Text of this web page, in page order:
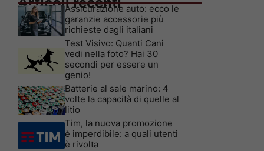
Assicurazione auto: ecco le
garanzie accessorie più
richieste dagli italiani
Test Visivo: Quanti Cani
vedi nella foto? Hai 30
secondi per essere un
genio!
Batterie al sale marino: 4
volte la capacità di quelle al
litio
Tim, la nuova promozione
è imperdibile: a quali utenti
è rivolta